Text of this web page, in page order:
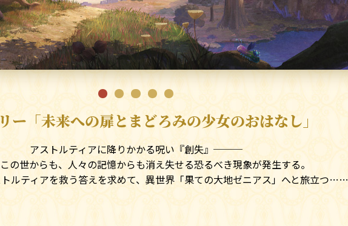
ー「未来への扉とまどろみの少女のおはなし」
アストルティアに降りかかる呪い『創失』───
の世からも、人々の記憶からも消え失せる恐るべき現象が発生する。
ルティアを救う答えを求めて、異世界「果ての大地ゼニアス」へと旅立つ……